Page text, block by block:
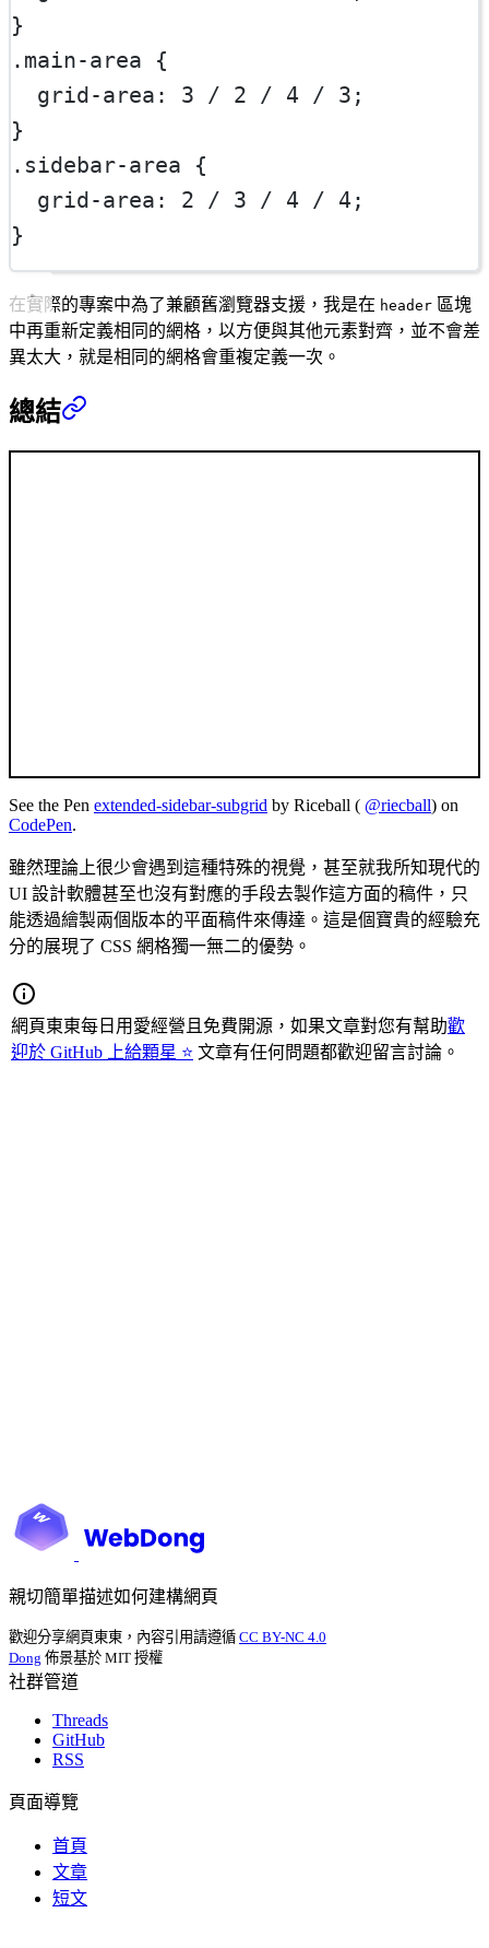
}
.main-area {
grid-area : 3 / 2 / 4 / 3 ;
}
.sidebar-area {
grid-area : 2 / 3 / 4 / 4 ;
}
在實際的專案中為了兼顧舊瀏覽器支援，我是在 header 區塊
中再重新定義相同的網格，以方便與其他元素對齊，並不會差
異太大，就是相同的網格會重複定義一次。
總結
See the Pen extended-sidebar-subgrid by Riceball ( @riecball) on
CodePen.
雖然理論上很少會遇到這種特殊的視覺，甚至就我所知現代的
UI 設計軟體甚至也沒有對應的手段去製作這方面的稿件，只
能透過繪製兩個版本的平面稿件來傳達。這是個寶貴的經驗充
分的展現了 CSS 網格獨一無二的優勢。
網頁東東每日用愛經營且免費開源，如果文章對您有幫助歡
迎於 GitHub 上給顆星 ⭐ 文章有任何問題都歡迎留言討論。
親切簡單描述如何建構網頁
歡迎分享網頁東東，內容引用請遵循 CC BY-NC 4.0
Dong 佈景基於 MIT 授權
社群管道
Threads
GitHub
RSS
頁面導覽
首頁
文章
短文